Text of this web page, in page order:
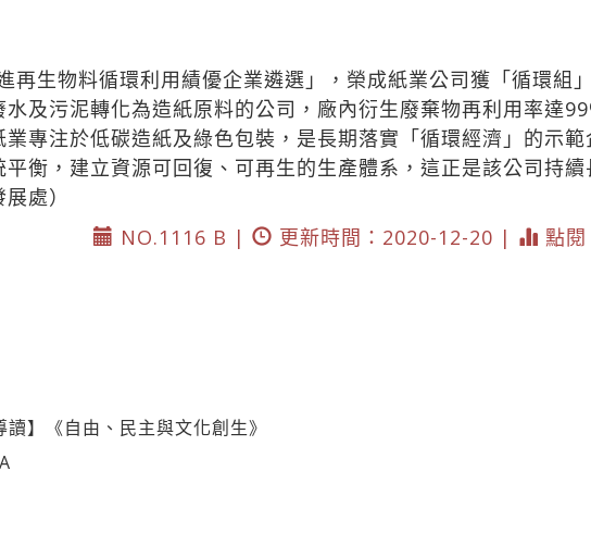
再生物料循環利用績優企業遴選」，榮成紙業公司獲「循環組
及污泥轉化為造紙原料的公司，廠內衍生廢棄物再利用率達
專注於低碳造紙及綠色包裝，是長期落實「循環經濟」的示
衡，建立資源可回復、可再生的生產體系，這正是該公司持
處）
NO.1116 B |
更新時間：2020-12-20 | 點
】《自由、民主與文化創生》